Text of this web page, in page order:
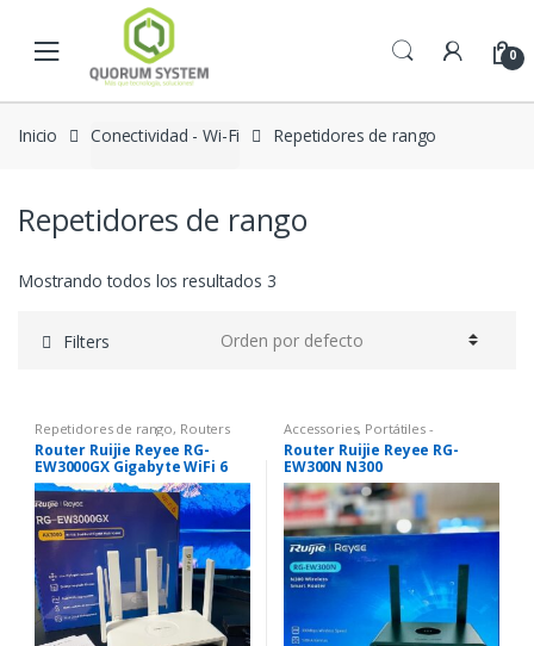
Skip to navigation
0
Inicio Conectividad - Wi-Fi Repetidores de rango
Repetidores de rango
Mostrando todos los resultados 3
Filters
Repetidores de rango, Routers
Router Ruijie Reyee RG-
EW3000GX Gigabyte WiFi 6
Accessories, Portátiles -
Componentes Repetidores de
rango,Routers
Router Ruijie Reyee RG-
EW300N N300